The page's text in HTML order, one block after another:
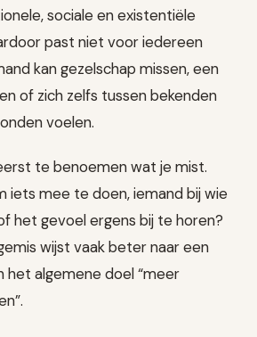
sociale en existentiële
past niet voor iedereen
kan gezelschap missen, een
of zich zelfs tussen bekenden
voelen.
te benoemen wat je mist.
iets mee te doen, iemand bij wie
het gevoel ergens bij te horen?
wijst vaak beter naar een
het algemene doel “meer